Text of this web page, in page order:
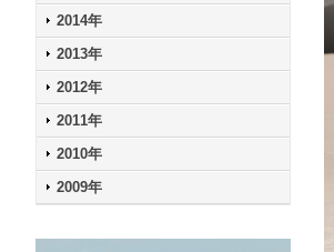
2014年
2013年
2012年
2011年
2010年
2009年